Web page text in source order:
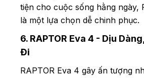
tiện cho cuộc sống hằng ngày,
là một lựa chọn dễ chinh phục.
6. RAPTOR Eva 4 - Dịu
Đi
RAPTOR Eva 4 gây ấn tượng